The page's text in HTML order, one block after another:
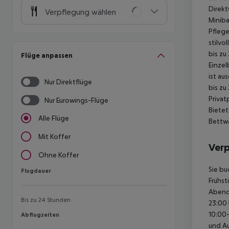
Verpflegung wählen
Flüge anpassen
Nur Direktflüge
Nur Eurowings-Flüge
Alle Flüge
Mit Koffer
Ohne Koffer
Flugdauer
Flugdauer
Bis zu 24 Stunden
Abflugzeiten
Abflugzeiten
bis
ist
bis
Bietet
Sie
23:00
und